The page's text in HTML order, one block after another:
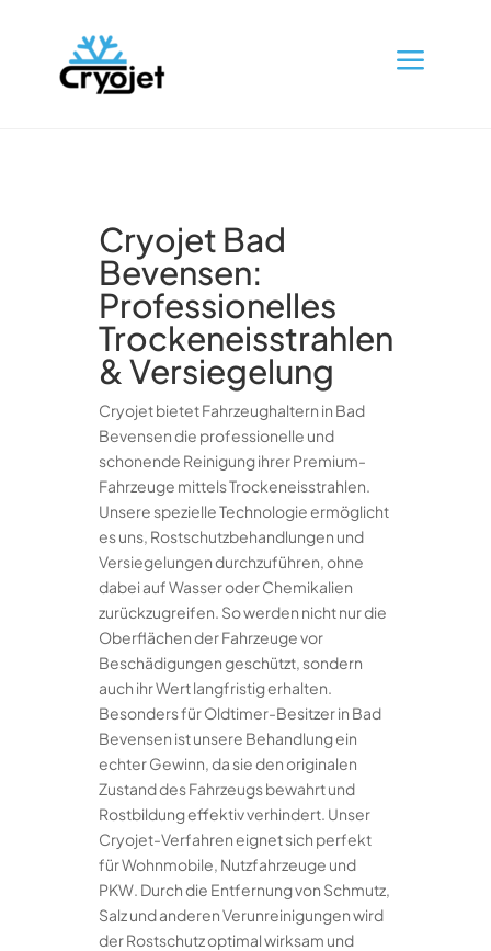
a
Cryojet Bad
Bevensen:
Professionelles
Trockeneisstrahlen
& Versiegelung
Cryojet bietet Fahrzeughaltern in Bad
Bevensen die professionelle und
schonende Reinigung ihrer Premium-
Fahrzeuge mittels Trockeneisstrahlen.
Unsere spezielle Technologie ermöglicht
es uns, Rostschutzbehandlungen und
Versiegelungen durchzuführen, ohne
dabei auf Wasser oder Chemikalien
zurückzugreifen. So werden nicht nur die
Oberflächen der Fahrzeuge vor
Beschädigungen geschützt, sondern
auch ihr Wert langfristig erhalten.
Besonders für Oldtimer-Besitzer in Bad
Bevensen ist unsere Behandlung ein
echter Gewinn, da sie den originalen
Zustand des Fahrzeugs bewahrt und
Rostbildung effektiv verhindert. Unser
Cryojet-Verfahren eignet sich perfekt
für Wohnmobile, Nutzfahrzeuge und
PKW. Durch die Entfernung von Schmutz,
Salz und anderen Verunreinigungen wird
der Rostschutz optimal wirksam und